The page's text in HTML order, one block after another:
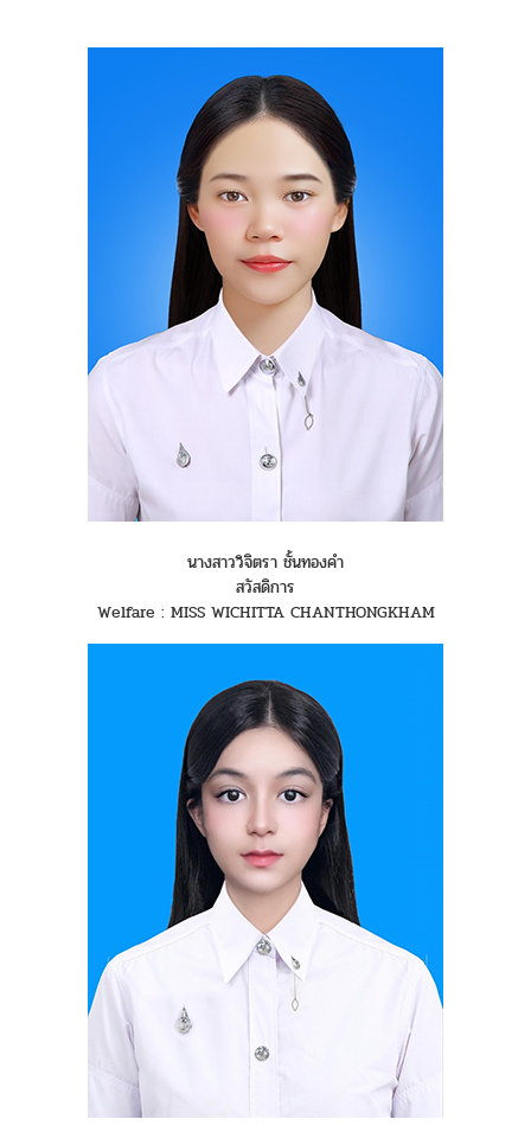
นางสาววิจิตรา ชั้นทองคำ
สวัสดิการ
Welfare : MISS WICHITTA CHANTHONGKHAM